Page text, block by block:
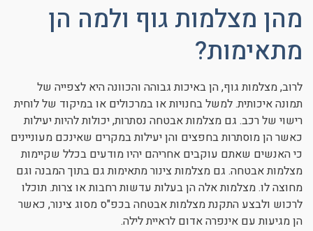
מהן מצלמות גוף ולמה הן
מתאימות?
לרוב, מצלמות גוף, הן באיכות גבוהה והכוונה היא לצפייה של
תמונה איכותית. למשל בחנויות או במרכולים או במיקוד של לוחית
רישוי של רכב. גם מצלמות אבטחה נסתרות, יכולות להיות יעילות
כאשר הן מוסתרות בחפצים והן יעילות במקרים שאינכם מעוניינים
כי האנשים שאתם עוקבים אחריהם יהיו מודעים בכלל שקיימות
מצלמות אבטחה. גם מצלמות צינור מתאימות גם בתוך המבנה וגם
מחוצה לו. מצלמות אלה הן בעלות עדשות רחבות או צרות. תוכלו
לרכוש ולבצע התקנת מצלמות אבטחה בכפ"ס מסוג צינור, כאשר
הן מגיעות עם אינפרה אדום לראיית לילה.